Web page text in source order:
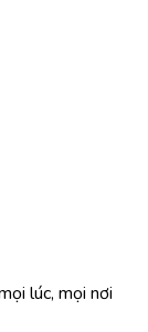
lúc, mọi nơi